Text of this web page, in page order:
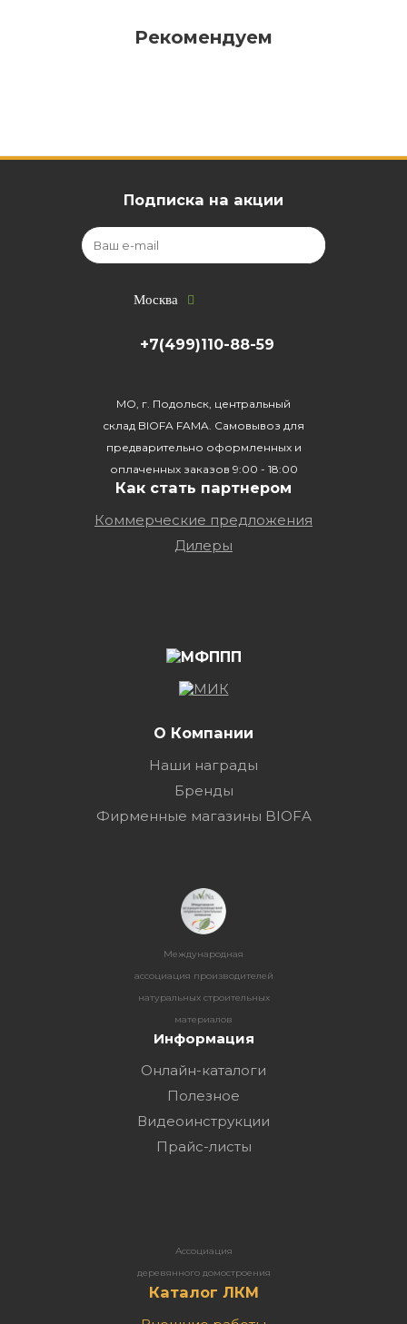
Рекомендуем
Подписка на акции
Москва
+7(499)110-88-59
МО, г. Подольск, центральный
склад BIOFA FAMA. Самовывоз для
предварительно оформленных и
оплаченных заказов 9:00 - 18:00
Как стать партнером
Коммерческие предложения
Дилеры
О Компании
Наши награды
Бренды
Фирменные магазины BIOFA
Международная
ассоциация производителей
натуральных строительных
материалов
Информация
Онлайн-каталоги
Полезное
Видеоинструкции
Прайс-листы
Ассоциация
деревянного домостроения
Каталог ЛКМ